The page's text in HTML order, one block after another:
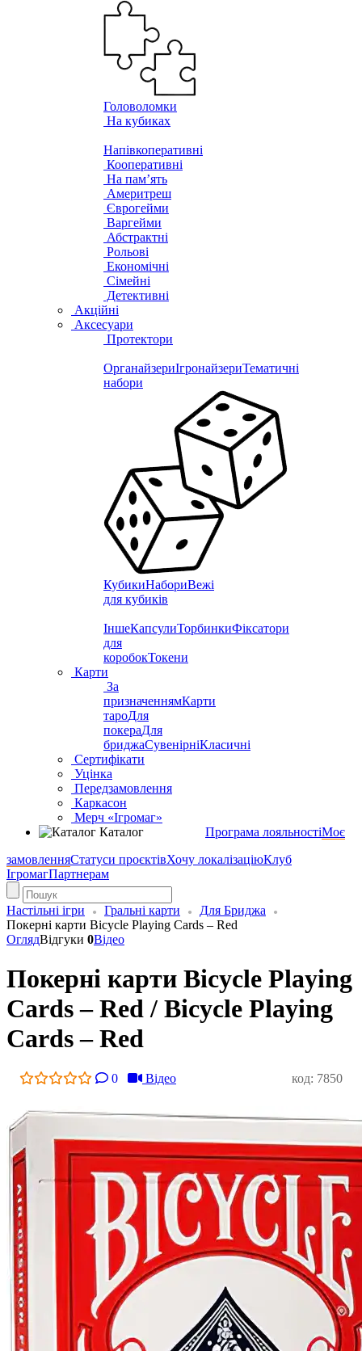
Головоломки
На кубиках
Напівкоперативні
Кооперативні
На пам’ять
Америтреш
Єврогейми
Варгейми
Абстрактні
Рольові
Економічні
Сімейні
Детективні
Акційні
Аксесуари
Протектори
ОрганайзериІгронайзериТематичні
набори
КубикиНабориВежі
для кубиків
ІншеКапсулиТорбинкиФіксатори
для
коробокТокени
Карти
За
призначеннямКарти
тароДля
покераДля
бриджаСувенірніКласичні
Сертифікати
Уцінка
Передзамовлення
Каркасон
Мерч «Ігромаг»
Каталог
Програма лояльностіМоє
замовленняСтатуси проєктівХочу локалізаціюКлуб
ІгромагПартнерам
Настільні ігри Гральні карти
Для Бриджа
Покерні карти Bicycle Playing Cards – Red
ОглядВідгуки 0Відео
Покерні карти Bicycle Playing
Cards – Red / Bicycle Playing
Cards – Red
0 Відео код: 7850